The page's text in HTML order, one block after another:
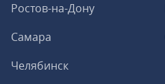
Ростов-на-Дону
Самара
Челябинск